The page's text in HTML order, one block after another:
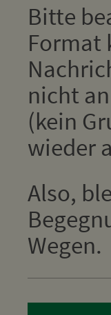
Bitte
Format
nicht
(kein
wieder
Also,
Wegen.